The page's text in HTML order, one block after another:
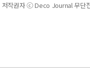
저작권자 ⓒ Deco Journal 무단